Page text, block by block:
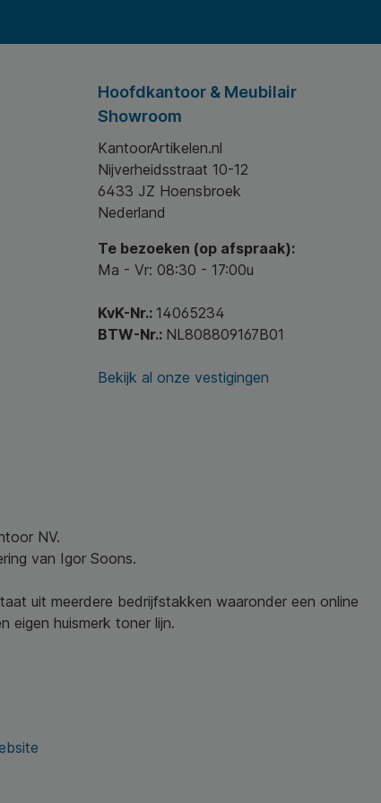
Hoofdkantoor & Meubilair
Showroom
KantoorArtikelen.nl
Nijverheidsstraat 10-12
6433 JZ Hoensbroek
Nederland
Te bezoeken (op afspraak):
Ma - Vr: 08:30 - 17:00u
KvK-Nr.: 14065234
BTW-Nr.: NL808809167B01
Bekijk al onze vestigingen
NV.
van Igor Soons.
uit meerdere bedrijfstakken waaronder een online
eigen huismerk toner lijn.